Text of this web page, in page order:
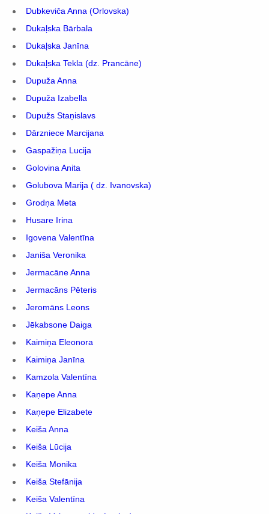
Dubkeviča Anna (Orlovska)
Dukaļska Bārbala
Dukaļska Janīna
Dukaļska Tekla (dz. Prancāne)
Dupuža Anna
Dupuža Izabella
Dupužs Staņislavs
Dārzniece Marcijana
Gaspažiņa Lucija
Golovina Anita
Golubova Marija ( dz. Ivanovska)
Grodņa Meta
Husare Irina
Igovena Valentīna
Janiša Veronika
Jermacāne Anna
Jermacāns Pēteris
Jeromāns Leons
Jēkabsone Daiga
Kaimiņa Eleonora
Kaimiņa Janīna
Kamzola Valentīna
Kaņepe Anna
Kaņepe Elizabete
Keiša Anna
Keiša Lūcija
Keiša Monika
Keiša Stefānija
Keiša Valentīna